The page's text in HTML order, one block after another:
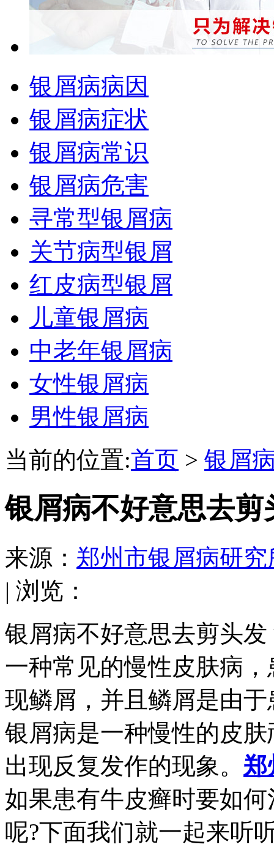
银屑病病因
银屑病症状
银屑病常识
银屑病危害
寻常型银屑病
关节病型银屑
红皮病型银屑
儿童银屑病
中老年银屑病
女性银屑病
男性银屑病
当前的位置:首页 > 银屑
银屑病不好意思去剪
来源： 郑州市银屑病研究
| 浏览：
银屑病不好意思去剪头
一种常见的慢性皮肤病
现鳞屑，并且鳞屑是由
银屑病是一种慢性的皮
出现反复发作的现象。 郑
如果患有牛皮癣时要如
呢?下面我们就一起来听